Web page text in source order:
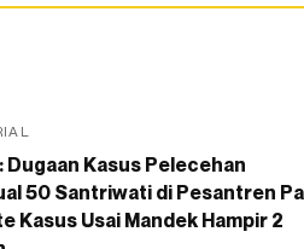
Dugaan Kasus Pelecehan
50 Santriwati di Pesantren
Kasus Usai Mandek Hampir 2